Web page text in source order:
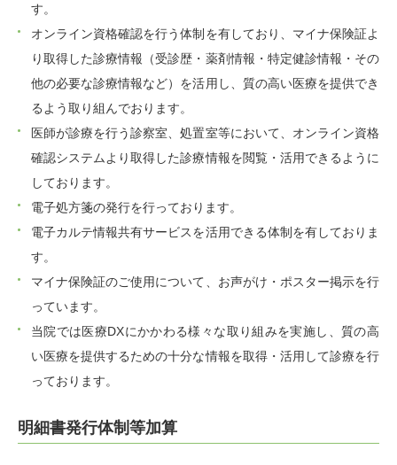
す。
オンライン資格確認を行う体制を有しており、マイナ保険証よ
り取得した診療情報（受診歴・薬剤情報・特定健診情報・その
他の必要な診療情報など）を活用し、質の高い医療を提供でき
るよう取り組んでおります。
医師が診療を行う診察室、処置室等において、オンライン資格
確認システムより取得した診療情報を閲覧・活用できるように
しております。
電子処方箋の発行を行っております。
電子カルテ情報共有サービスを活用できる体制を有しておりま
す。
マイナ保険証のご使用について、お声がけ・ポスター掲示を行
っています。
当院では医療DXにかかわる様々な取り組みを実施し、質の高
い医療を提供するための十分な情報を取得・活用して診療を行
っております。
明細書発行体制等加算